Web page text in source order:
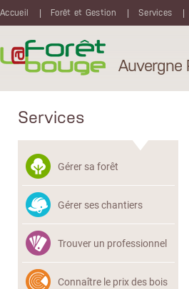
Accueil
Forêt et Gestion Services
Auvergne
Services
Gérer sa forêt
Gérer ses chantiers
Trouver un professionnel
Connaître le prix des bois